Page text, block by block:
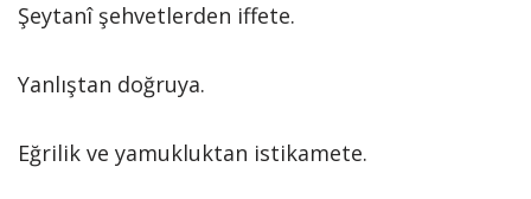
Şeytanî şehvetlerden iffete.
Yanlıştan doğruya.
Eğrilik ve yamukluktan istikamete.